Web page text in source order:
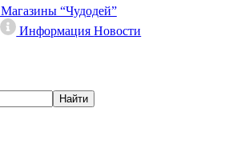
Магазины “Чудодей”
ИнформацияНовости
Найти